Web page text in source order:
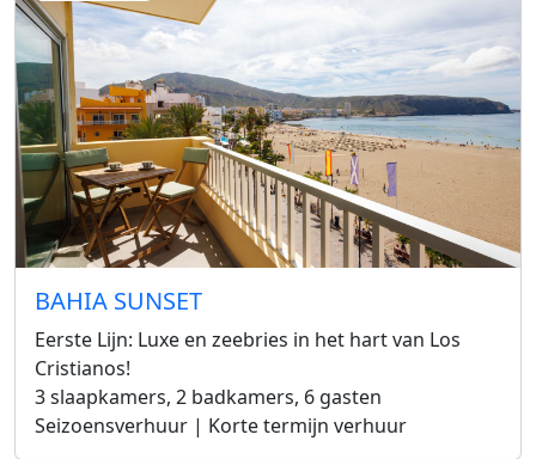
BAHIA SUNSET
Eerste Lijn: Luxe en zeebries in het hart van Los
Cristianos!
3 slaapkamers, 2 badkamers, 6 gasten
Seizoensverhuur | Korte termijn verhuur